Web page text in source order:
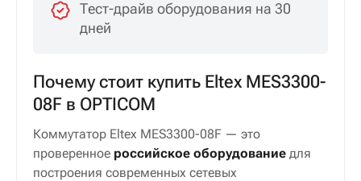
Тест-драйв оборудования на 30
дней
Почему стоит купить Eltex MES3300-
08F в OPTICOM
Коммутатор Eltex MES3300-08F — это
проверенное российское оборудование для
построения современных сетевых